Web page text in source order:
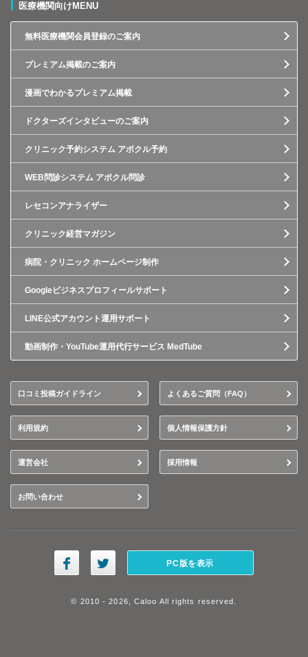
医療機関向けMENU
無料医療機関会員登録のご案内
プレミアム掲載のご案内
漫画でわかるプレミアム掲載
ドクターズインタビューのご案内
クリニック予約システム アポクル予約
WEB問診システム アポクル問診
レセコンアナライザー
クリニック経営マガジン
病院・クリニック ホームページ制作
Googleビジネスプロフィールサポート
LINE公式アカウント運用サポート
動画制作・YouTube運用代行サービス MedTube
口コミ投稿ガイドライン よくあるご質問（FAQ）
利用規約 個人情報保護方針
運営会社 採用情報
お問い合わせ
PC版を表示
© 2010 - 2026, Caloo All rights reserved.